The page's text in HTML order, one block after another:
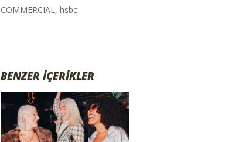
COMMERCIAL, hsbc
BENZER İÇERİKLER